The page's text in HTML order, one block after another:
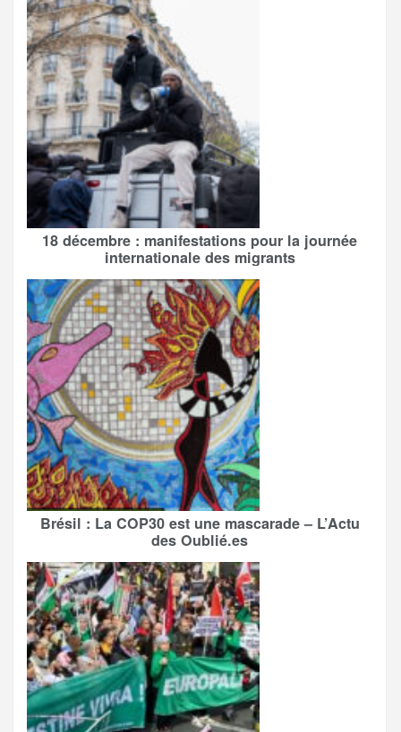
18 décembre : manifestations pour la journée
internationale des migrants
Brésil : La COP30 est une mascarade – L’Actu
des Oublié.es